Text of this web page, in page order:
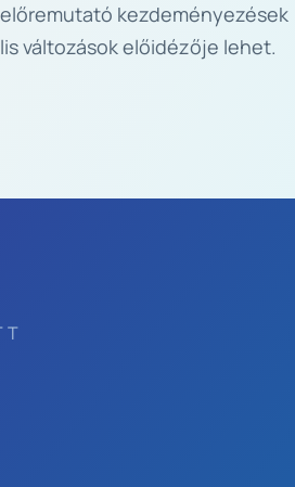
kezdeményezések
változások előidézője lehet.